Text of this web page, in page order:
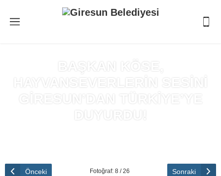
BAŞKAN KÖSE,
HAYVANSEVERLERİN SESİNİ
GİRESUN’DAN TÜRKİYE’YE
DUYURDU!
Önceki Fotoğraf: 8 / 26 Sonraki